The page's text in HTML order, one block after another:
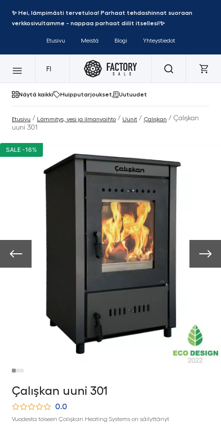
✨ Hei, lämpimästi tervetuloa! Parhaat tehdashinnat suoraan
verkkosivultamme - nappaa parhaat diilit itsellesi!✨
Etusivu Meistä Blogi Yhteystiedot
FI
Näytä kaikki Huipputarjoukset Uutuudet
Etusivu / Lämmitys, vesi ja ilmanvaihto / Uunit / Çalışkan / Çalışkan
uuni 301
SALE -16%
Çalışkan uuni 301
0.0
Vuodesta toiseen Çalışkan Heating Systems on säilyttänyt